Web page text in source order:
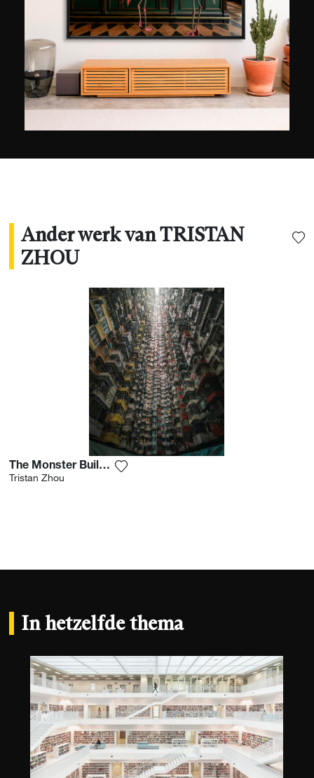
mensen deze steden hebben gebouwd." Tristan
Zhou speelt met vormen, volumes en
perspectieven om een nieuwe visie op
stadsfotografie te geven. Zijn foto's, altijd zeer
dynamisch, weerspiegelen de vitaliteit van het
Aziatische continent. Hij onthoudt zich niet van
Ander werk van TRISTAN
ZHOU
The Monster Building Multiplied
Tristan Zhou
In hetzelfde thema